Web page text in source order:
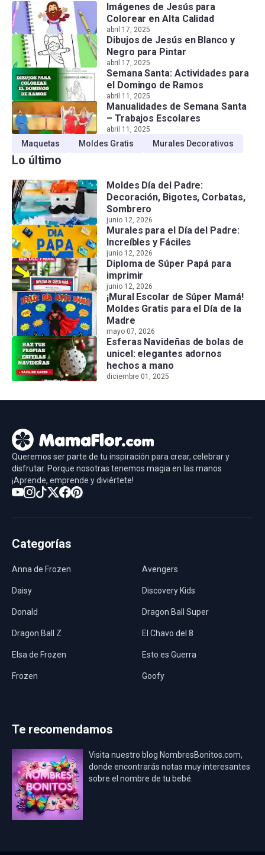
Imágenes de Jesús para
Colorear en Alta Calidad
abril 17, 2025
Dibujos de Jesús en Blanco y
Negro para Pintar
abril 17, 2025
Semana Santa: Actividades para
el Domingo de Ramos
abril 11, 2025
Manualidades de Semana Santa
– Trabajos Escolares
abril 11, 2025
Maquetas Moldes Gratis Murales Decorativos
Lo último
Moldes Día del Padre:
Decoración, Bigotes, Corbatas,
Sombrero
junio 12, 2026
Murales para el Día del Padre:
Increíbles y Fáciles
junio 12, 2026
Diploma de Súper Papá para
imprimir
junio 12, 2026
¡Mural Escolar de Súper Mamá!
Moldes Gratis para el Día de la
Madre
mayo 07, 2026
Esferas Navideñas de bolas de
unicel: elegantes adornos
hechos a mano
diciembre 01, 2025
Queremos ser parte de tu inspiración para crear, celebrar y
disfrutar. Porque nosotras tenemos magia en las manos
¡Aprende, emprende y diviértete!
Categorías
Anna de Frozen Avengers
Daisy Discovery Kids
Donald Dragon Ball Super
Dragon Ball Z El Chavo del 8
Elsa de Frozen Esto es Guerra
Frozen Goofy
Los Minions Los Vengadores
Mario Bros Mi Villano Favorito
Mickey Mouse
Te recomendamos
Visita nuestro blog NombresBonitos.com,
donde encontrarás notas muy interesantes
sobre el nombre de tu bebé.